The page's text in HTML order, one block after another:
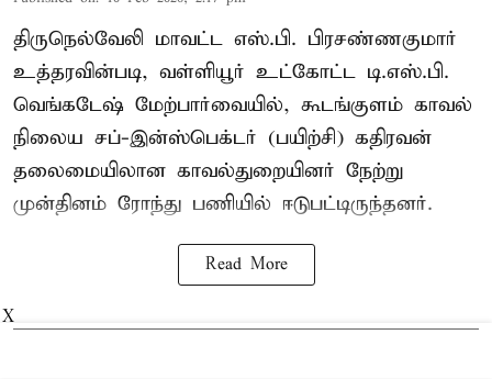
திருநெல்வேலி மாவட்ட எஸ்.பி. பிரசண்ணகுமார்
உத்தரவின்படி, வள்ளியூர் உட்கோட்ட டி.எஸ்.பி.
வெங்கடேஷ் மேற்பார்வையில், கூடங்குளம் காவல்
நிலைய சப்-இன்ஸ்பெக்டர் (பயிற்சி) கதிரவன்
தலைமையிலான காவல்துறையினர் நேற்று
முன்தினம் ரோந்து பணியில் ஈடுபட்டிருந்தனர்.
Read More
X